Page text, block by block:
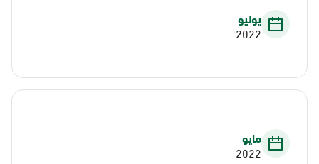
يونيو
2022
مايو
2022